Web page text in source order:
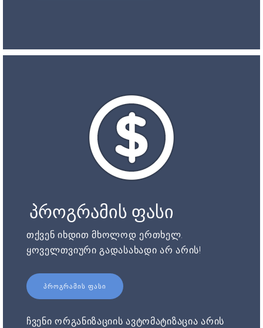
პროგრამის ფასი
თქვენ იხდით მხოლოდ ერთხელ.
ყოველთვიური გადასახადი არ არის!
ᲞᲠᲝᲒᲠᲐᲛᲘᲡ ᲤᲐᲡᲘ
ჩვენი ორგანიზაციის ავტომატიზაცია არის